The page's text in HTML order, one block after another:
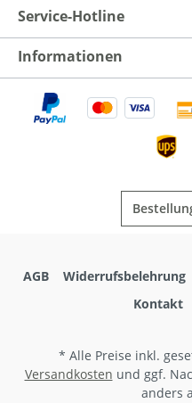
Service-Hotline
Informationen
AGB Widerrufsbelehrung
Kontakt
* Alle Preise inkl.
Versandkosten und ggf.
anders